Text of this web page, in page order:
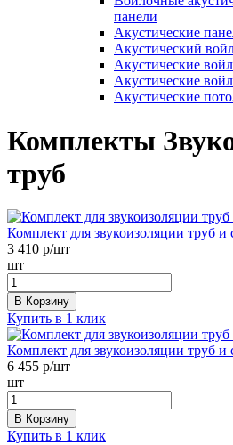
панели
Акустические
Акустический
Акустические
Акустические
Акустические
Комплекты
труб
Комплект для звукоизоляции труб и
3 410 р/шт
шт
В Корзину
Купить в 1 клик
Комплект для звукоизоляции труб и
6 455 р/шт
шт
В Корзину
Купить в 1 клик